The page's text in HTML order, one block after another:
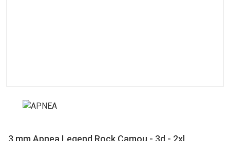
3 mm Apnea Legend Rock Camou - 3d - 2xl